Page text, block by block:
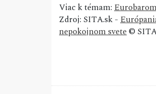
Viac k témam:
Zdroj: SITA.sk -
nepokojnom svete©